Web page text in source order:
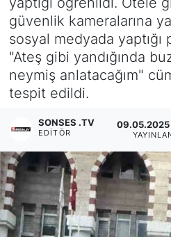
güvenlik kameralarına
sosyal medyada yaptığı
"Ateş gibi yandığında
neymiş anlatacağım"
tespit edildi.
SONSES .TV
EDITÖR
09.05.2025
Siyaset
YEREL HABER
Haberde insan
Tanıtım